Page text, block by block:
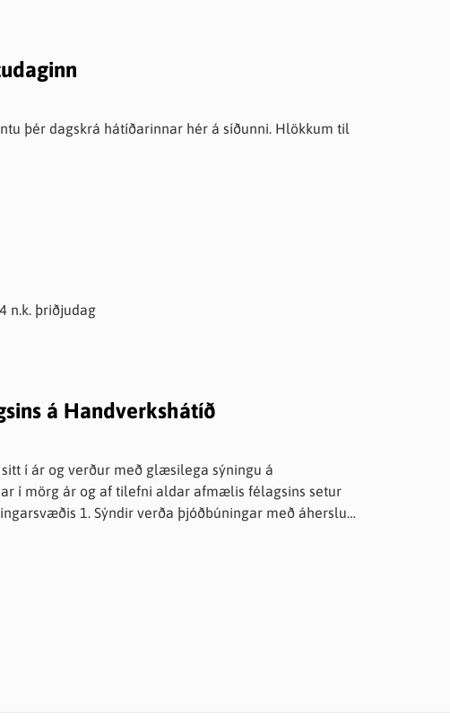
þér dagskrá hátíðarinnar hér á síðunni. Hlökkum til
Fylgist með á N4 n.k. þriðjudag
á Handverkshátíð
í ár og verður með glæsilega sýningu á
í mörg ár og af tilefni aldar afmælis félagsins setur
1. Sýndir verða þjóðbúningar með áherslu á
útsaum, prjóni, hekl og til sýnis verða ýmsir munir á